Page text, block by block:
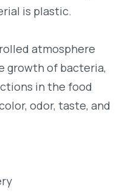
is plastic.
atmosphere
growth of bacteria,
in the food
odor, taste, and